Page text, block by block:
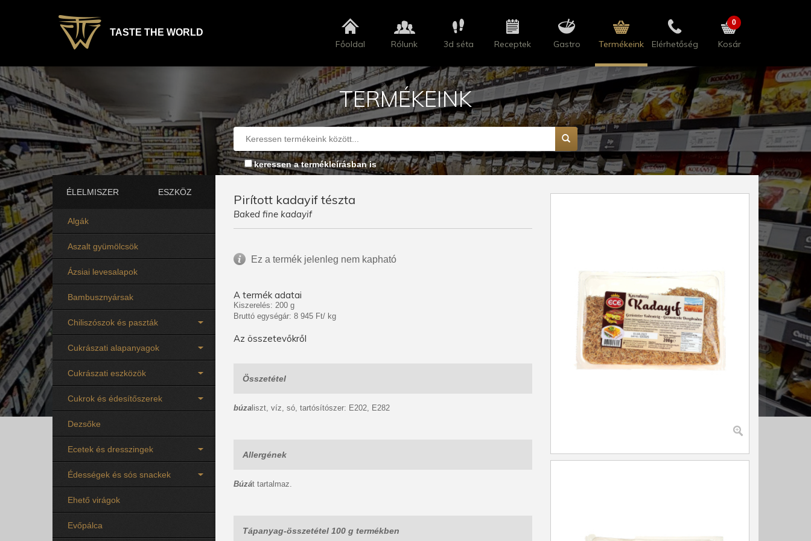
TASTE THE WORLD
Főoldal Rólunk 3d séta Receptek Gastro Termékeink Elérhetőség Kosár
0
TERMÉKEINK
keressen a termékleírásban is
ÉLELMISZER ESZKÖZ
Algák
Aszalt gyümölcsök
Ázsiai levesalapok
Bambusznyársak
Chiliszószok és paszták
Cukrászati alapanyagok
Cukrászati eszközök
Cukrok és édesítőszerek
Dezsőke
Ecetek és dresszingek
Édességek és sós snackek
Ehető virágok
Evőpálca
Pirított kadayif tészta
Baked fine kadayif
Ez a termék jelenleg nem kapható
A termék adatai
Kiszerelés: 200 g
Bruttó egységár: 8 945 Ft/ kg
Az összetevőkről
Összetétel
búza liszt, víz, só, tartósítószer: E202, E282
Allergének
Búzát tartalmaz.
Tápanyag-összetétel 100 g termékben